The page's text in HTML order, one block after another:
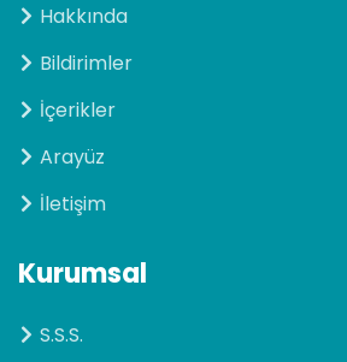
Hakkında
Bildirimler
İçerikler
Arayüz
İletişim
Kurumsal
S.S.S.